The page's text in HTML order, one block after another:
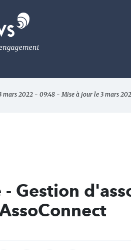
mars 2022 - 09:48 - Mise à jour le 3 mars
Gestion